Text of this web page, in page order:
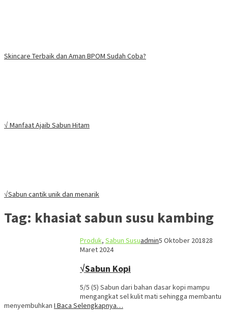
Skincare Terbaik dan Aman BPOM Sudah Coba?
√ Manfaat Ajaib Sabun Hitam
√Sabun cantik unik dan menarik
Tag: khasiat sabun susu kambing
Produk, Sabun Susuadmin5 Oktober 201828
Maret 2024
√Sabun Kopi
5/5 (5) Sabun dari bahan dasar kopi mampu
mengangkat sel kulit mati sehingga membantu
menyembuhkan I Baca Selengkapnya…